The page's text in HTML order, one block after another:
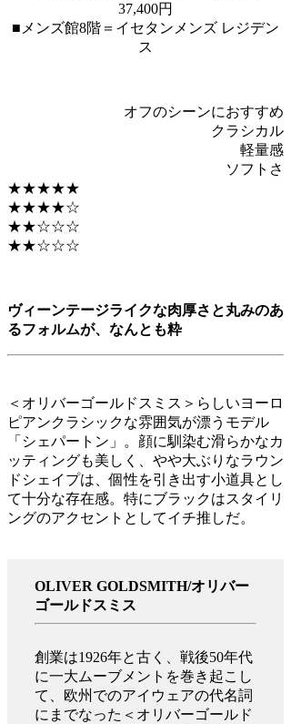
37,400円
■メンズ館8階＝イセタンメンズ レジデン
ス
オフのシーンにおすすめ
クラシカル
軽量感
ソフトさ
★★★★★
★★★★☆
★★☆☆☆
★★☆☆☆
ヴィーンテージライクな肉厚さと丸みのあ
るフォルムが、なんとも粋
＜オリバーゴールドスミス＞らしいヨーロ
ピアンクラシックな雰囲気が漂うモデル
「シェパートン」。顔に馴染む滑らかなカ
ッティングも美しく、やや大ぶりなラウン
ドシェイプは、個性を引き出す小道具とし
て十分な存在感。特にブラックはスタイリ
ングのアクセントとしてイチ推しだ。
OLIVER GOLDSMITH/オリバー
ゴールドスミス
創業は1926年と古く、戦後50年代
に一大ムーブメントを巻き起こし
て、欧州でのアイウェアの代名詞
にまでなった＜オリバーゴールド